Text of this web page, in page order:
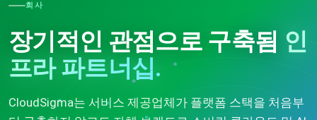
회사
장기적인 관점으로 구축됨 인
프라 파트너십.
CloudSigma는 서비스 제공업체가 플랫폼 스택을 처음부